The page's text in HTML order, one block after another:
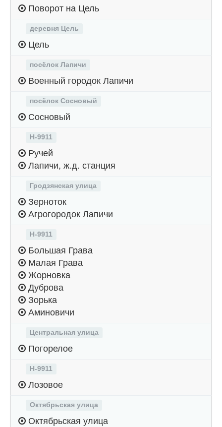
Поворот на Цель
деревня Цель
Цель
посёлок Лапичи
Военный городок Лапичи
посёлок Сосновый
Сосновый
Н-9911
Ручей
Лапичи, ж.д. станция
Гродзянская улица
Зерноток
Агрогородок Лапичи
Н-9911
Большая Грава
Малая Грава
Жорновка
Дуброва
Зорька
Аминовичи
Центральная улица
Погорелое
Н-9911
Лозовое
Октябрьская улица
Октябрьская улица